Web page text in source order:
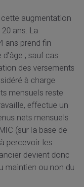
augmentation
ans. La
ans prend fin
; sauf cas
des versements
à charge
mensuels reste
effectue un
nets mensuels
(sur la base de
percevoir les
devient donc
maintien ou non du